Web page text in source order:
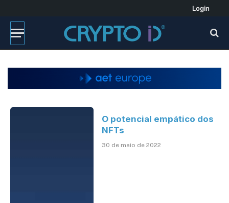
Login
O potencial empático dos
NFTs
30 de maio de 2022